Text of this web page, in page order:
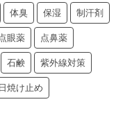
体臭 保湿 制汗剤
点眼薬 点鼻薬
石鹸 紫外線対策
焼け止め